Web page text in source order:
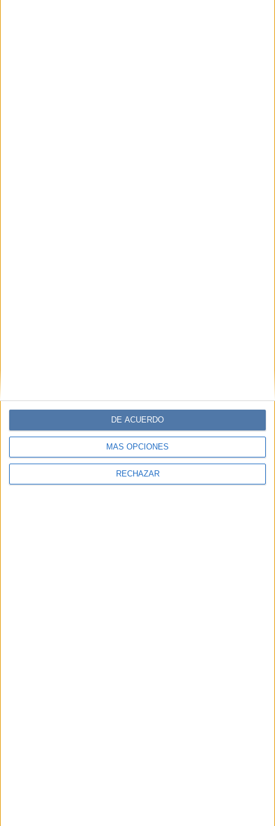
MÁS OPCIONES
RECHAZAR
DE ACUERDO